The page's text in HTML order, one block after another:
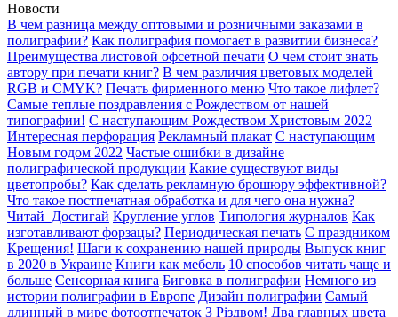
Новости
В чем разница между оптовыми и розничными заказами в
полиграфии? Как полиграфия помогает в развитии бизнеса?
Преимущества листовой офсетной печати О чем стоит знать
автору при печати книг? В чем различия цветовых моделей
RGB и CMYK? Печать фирменного меню Что такое лифлет?
Самые теплые поздравления с Рождеством от нашей
типографии! С наступающим Рождеством Христовым 2022
Интересная перфорация Рекламный плакат С наступающим
Новым годом 2022 Частые ошибки в дизайне
полиграфической продукции Какие существуют виды
цветопробы? Как сделать рекламную брошюру эффективной?
Что такое постпечатная обработка и для чего она нужна?
Читай_Достигай Кругление углов Типология журналов Как
изготавливают форзацы? Периодическая печать С праздником
Крещения! Шаги к сохранению нашей природы Выпуск книг
в 2020 в Украине Книги как мебель 10 способов читать чаще и
больше Сенсорная книга Биговка в полиграфии Немного из
истории полиграфии в Европе Дизайн полиграфии Самый
длинный в мире фотоотпечаток З Різдвом! Два главных цвета